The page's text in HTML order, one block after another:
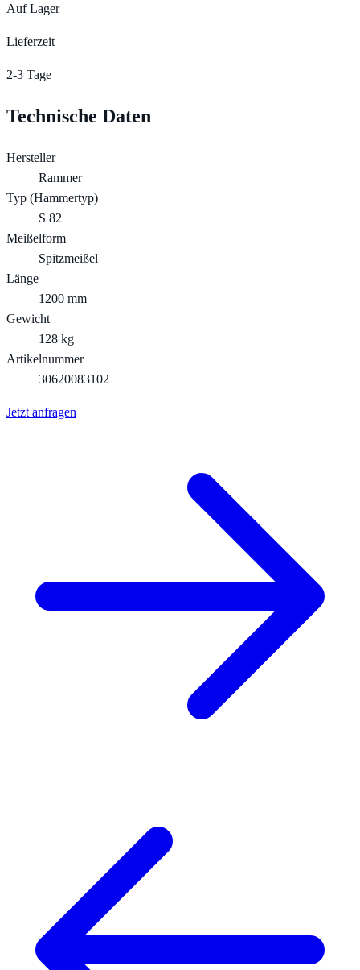
Auf Lager
Lieferzeit
2-3 Tage
Technische Daten
Hersteller
Rammer
Typ (Hammertyp)
S 82
Meißelform
Spitzmeißel
Länge
1200 mm
Gewicht
128 kg
Artikelnummer
30620083102
Jetzt anfragen